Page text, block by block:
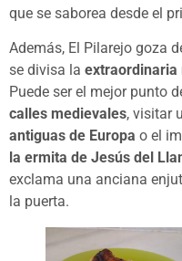
que se saborea desde el
Además, El Pilarejo goza
se divisa la extraordinaria
Puede ser el mejor punto
calles medievales, visitar
antiguas de Europa o el
la ermita de Jesús del
exclama una anciana
la puerta.